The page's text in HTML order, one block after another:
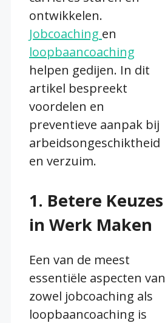
ontwikkelen.
Jobcoaching en
loopbaancoaching
helpen gedijen. In dit
artikel bespreekt
voordelen en
preventieve aanpak bij
arbeidsongeschiktheid
en verzuim.
1. Betere Keuzes
in Werk Maken
Een van de meest
essentiële aspecten van
zowel jobcoaching als
loopbaancoaching is